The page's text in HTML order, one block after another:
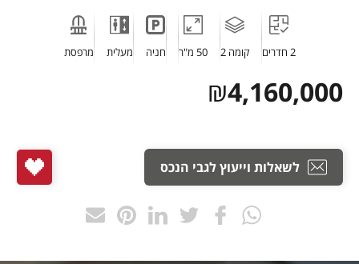
2 חדרים קומה 2 50 מ"ר חניה מעלית מרפסת
4,160,000
₪
לשאלות וייעוץ לגבי הנכס